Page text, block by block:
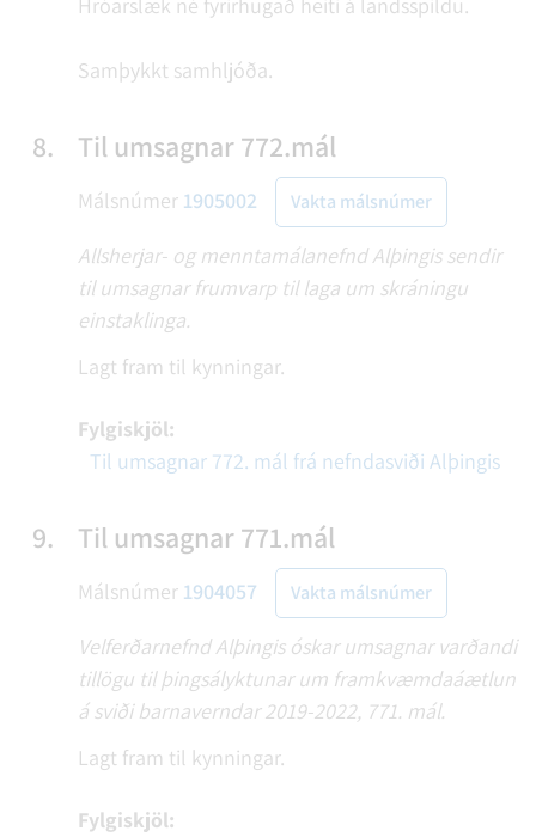
Samþykkt samhljóða.
8. Til umsagnar 772.mál
Málsnúmer 1905002 Vakta málsnúmer
Allsherjar- og menntamálanefnd Alþingis sendir
til umsagnar frumvarp til laga um skráningu
einstaklinga.
Lagt fram til kynningar.
Fylgiskjöl:
Til umsagnar 772. mál frá nefndasviði Alþingis
9. Til umsagnar 771.mál
Málsnúmer 1904057 Vakta málsnúmer
Velferðarnefnd Alþingis óskar umsagnar varðandi
tillögu til þingsályktunar um framkvæmdaáætlun
á sviði barnaverndar 2019-2022, 771. mál.
Lagt fram til kynningar.
Fylgiskjöl: